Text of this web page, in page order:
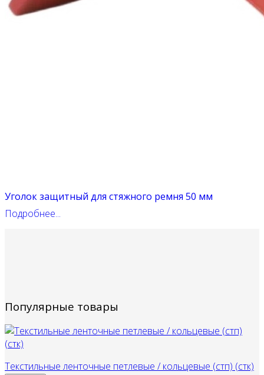
Уголок защитный для стяжного ремня 50 мм
Подробнее...
Популярные товары
Текстильные ленточные петлевые / кольцевые (стп) (стк)